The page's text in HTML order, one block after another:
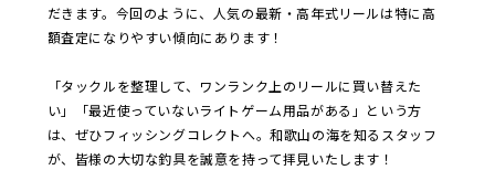
だきます。今回のように、人気の最新・高年式リールは特に高
額査定になりやすい傾向にあります！
「タックルを整理して、ワンランク上のリールに買い替えた
い」「最近使っていないライトゲーム用品がある」という方
は、ぜひフィッシングコレクトへ。和歌山の海を知るスタッフ
が、皆様の大切な釣具を誠意を持って拝見いたします！